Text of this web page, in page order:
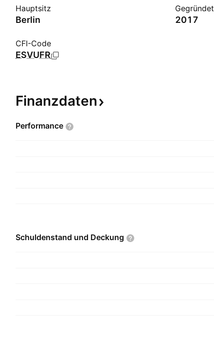
Hauptsitz
Berlin
Gegründet
2017
CFI-Code
ESVUFR
Finanzdaten
Performance
Schuldenstand und Deckung